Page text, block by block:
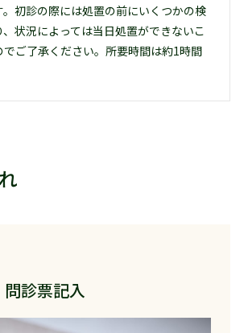
。初診の際には処置の前にいくつかの検
状況によっては当日処置ができないこ
でご了承ください。所要時間は約1時間
診票記入